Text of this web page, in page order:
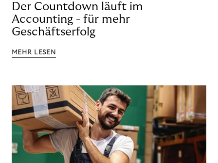
Der Countdown läuft im
Accounting - für mehr
Geschäftserfolg
MEHR LESEN